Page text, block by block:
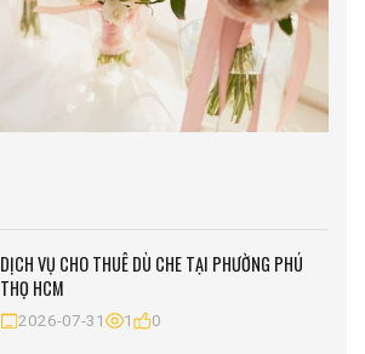
DỊCH VỤ CHO THUÊ DÙ CHE TẠI PHƯỜNG PHÚ
THỌ HCM
2026-07-31 1 0